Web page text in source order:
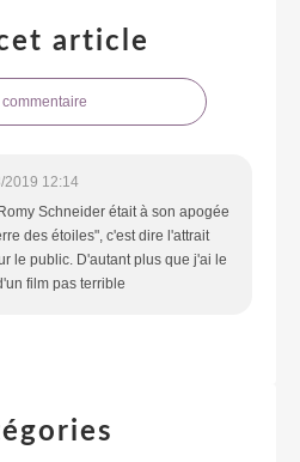
article
2019 12:14
Schneider était à son apogée
des étoiles", c'est dire l'attrait
le public. D'autant plus que j'ai le
film pas terrible